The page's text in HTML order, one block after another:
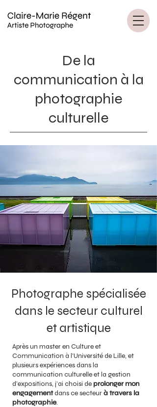
De la
communication à la
photographie
culturelle
Photographe spécialisée
dans le secteur culturel
et artistique
Après un master en Culture et
Communication à l'Université de Lille, et
plusieurs expériences dans la
communication culturelle et la gestion
d’expositions, j’ai choisi deprolonger mon
engagementdans ce secteurà travers la
photographie.